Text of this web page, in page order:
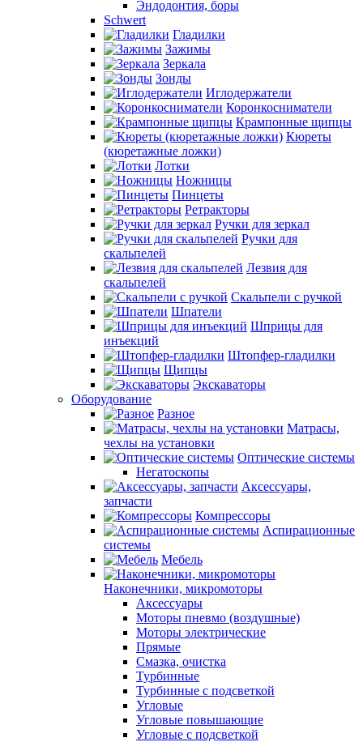
Эндодонтия, боры
Schwert
Гладилки
Зажимы
Зеркала
Зонды
Иглодержатели
Коронкосниматели
Крампонные щипцы
Кюреты
(кюретажные ложки)
Лотки
Ножницы
Пинцеты
Ретракторы
Ручки для зеркал
Ручки для
скальпелей
Лезвия для
скальпелей
Скальпели с ручкой
Шпатели
Шприцы для
инъекций
Штопфер-гладилки
Щипцы
Экскаваторы
Оборудование
Разное
Матрасы,
чехлы на установки
Оптические системы
Негатоскопы
Аксессуары,
запчасти
Компрессоры
Аспирационные
системы
Мебель
Наконечники, микромоторы
Аксессуары
Моторы пневмо (воздушные)
Моторы электрические
Прямые
Смазка, очистка
Турбинные
Турбинные с подсветкой
Угловые
Угловые повышающие
Угловые с подсветкой